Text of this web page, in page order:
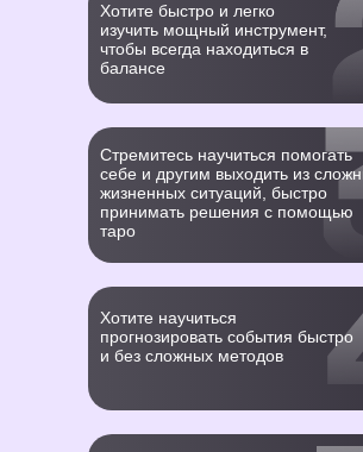
Хотите научиться
прогнозировать события быстро
и без сложных методов
Стремитесь научиться помогать
себе и другим выходить из
жизненных ситуаций, быстро
принимать решения с помощью
таро
Хотите быстро и легко
изучить мощный инструмент,
чтобы всегда находиться в
балансе